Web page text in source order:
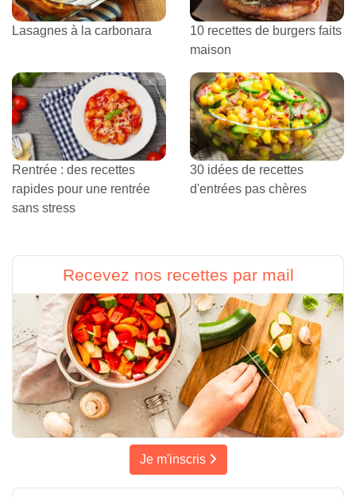
Lasagnes à la carbonara
10 recettes de burgers faits
maison
Rentrée : des recettes
rapides pour une rentrée
sans stress
30 idées de recettes
d'entrées pas chères
Recevez nos recettes par mail
Je m'inscris